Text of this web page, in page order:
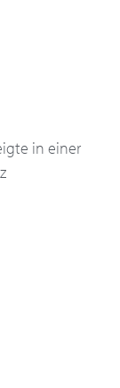
in einer